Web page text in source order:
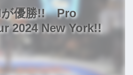
が優勝!! Pro
2024 New York!!